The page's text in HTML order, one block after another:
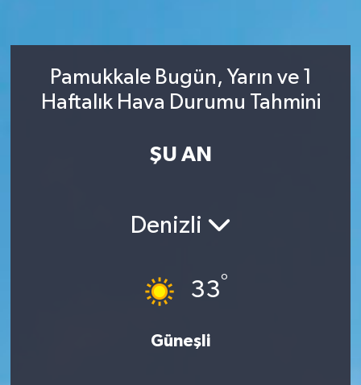
Pamukkale Bugün, Yarın ve 1
Haftalık Hava Durumu Tahmini
ŞU AN
Denizli
33°
Güneşli